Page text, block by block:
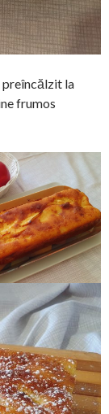
preîncălzit la
frumos